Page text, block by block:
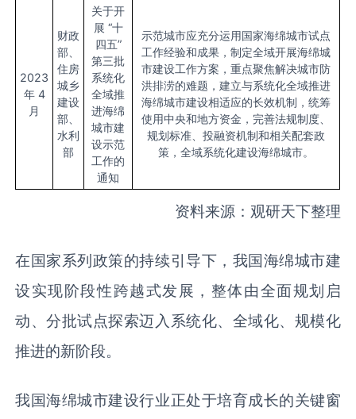
2023
年 4
月
财政
部、
住房
城乡
建设
部、
水利
部
关于开
展 “十
四五”
第三批
系统化
全域推
进海绵
城市建
设示范
工作的
通知
示范城市应充分运用国家海绵城市试点
工作经验和成果，制定全域开展海绵城
市建设工作方案，重点聚焦解决城市防
洪排涝的难题，建立与系统化全域推进
海绵城市建设相适应的长效机制，统筹
使用中央和地方资金，完善法规制度、
规划标准、投融资机制和相关配套政
策，全域系统化建设海绵城市。
资料来源：观研天下整理
在国家系列政策的持续引导下，我国海绵城市建
设实现阶段性跨越式发展，整体由全面规划启
动、分批试点探索迈入系统化、全域化、规模化
推进的新阶段。
我国海绵城市建设行业正处于培育成长的关键窗